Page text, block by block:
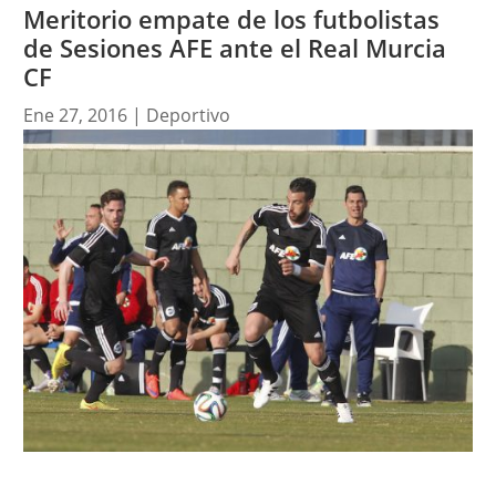
Meritorio empate de los futbolistas
de Sesiones AFE ante el Real Murcia
CF
Ene 27, 2016| Deportivo